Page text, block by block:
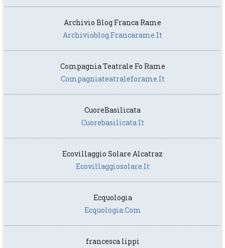
Archivio Blog Franca Rame
Archivioblog.francarame.it
Compagnia Teatrale Fo Rame
Compagniateatraleforame.it
CuoreBasilicata
Cuorebasilicata.it
Ecovillaggio Solare Alcatraz
Ecovillaggiosolare.it
Ecquologia
Ecquologia.com
francesca lippi